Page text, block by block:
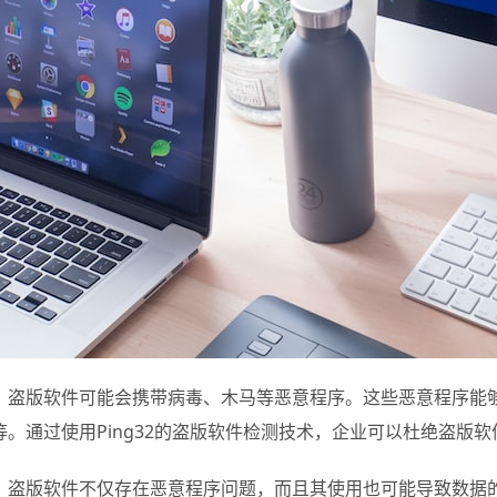
盗版软件可能会携带病毒、木马等恶意程序。这些恶意程序
。通过使用Ping32的盗版软件检测技术，企业可以杜绝盗版
盗版软件不仅存在恶意程序问题，而且其使用也可能导致数